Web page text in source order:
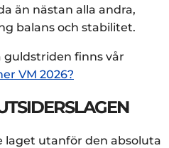
än nästan alla andra,
balans och stabilitet.
guldstriden finns vår
VM 2026?
laget utanför den absoluta